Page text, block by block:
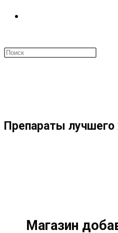
ПОИСК
ВЕБ-
Препараты
Магазин